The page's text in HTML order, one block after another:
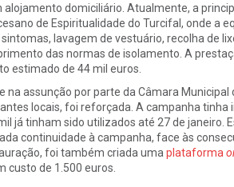
domiciliário. Atualmente, a
de Espiritualidade do Turcifal, onde a
lavagem de vestuário, recolha de
das normas de isolamento. A
estimado de 44 mil euros.
na assunção por parte da Câmara Municipal
locais, foi reforçada. A campanha tinha
já tinham sido utilizados até 27 de janeiro.
continuidade à campanha, face às
foi também criada uma plataforma
custo de 1.500 euros.